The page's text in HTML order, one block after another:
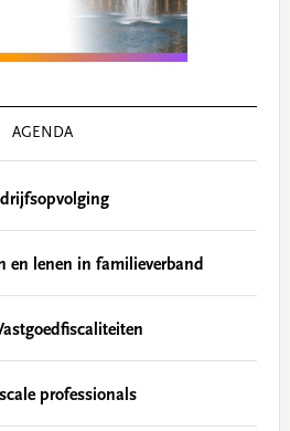
AGENDA
en lenen in familieverband
professionals